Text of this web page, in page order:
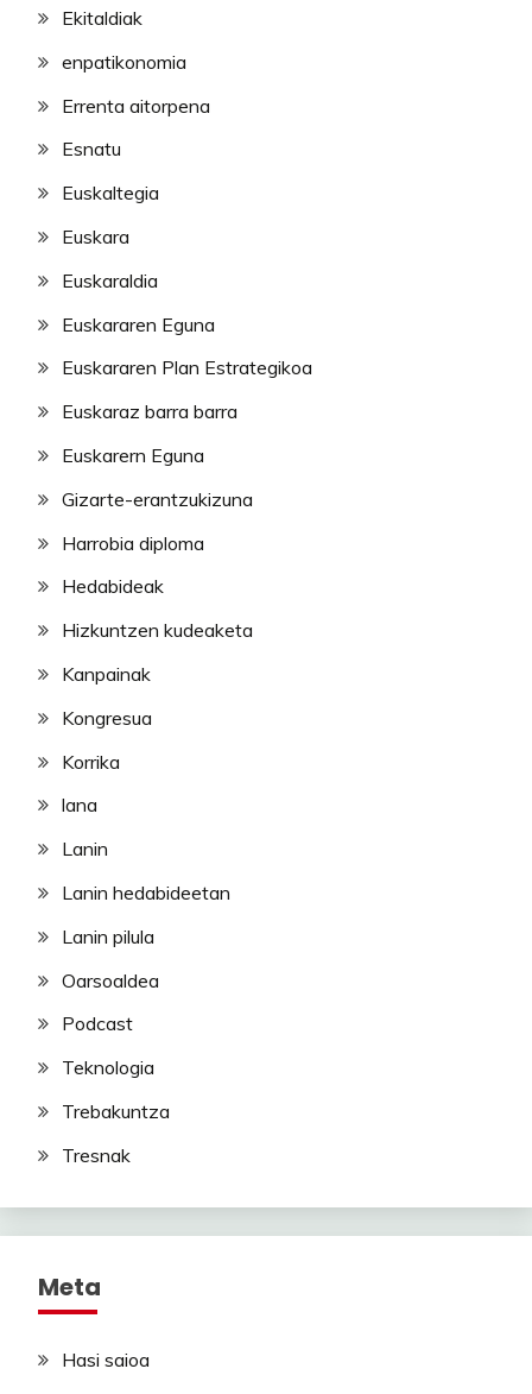
Ekitaldiak
enpatikonomia
Errenta aitorpena
Esnatu
Euskaltegia
Euskara
Euskaraldia
Euskararen Eguna
Euskararen Plan Estrategikoa
Euskaraz barra barra
Euskarern Eguna
Gizarte-erantzukizuna
Harrobia diploma
Hedabideak
Hizkuntzen kudeaketa
Kanpainak
Kongresua
Korrika
lana
Lanin
Lanin hedabideetan
Lanin pilula
Oarsoaldea
Podcast
Teknologia
Trebakuntza
Tresnak
Meta
Hasi saioa